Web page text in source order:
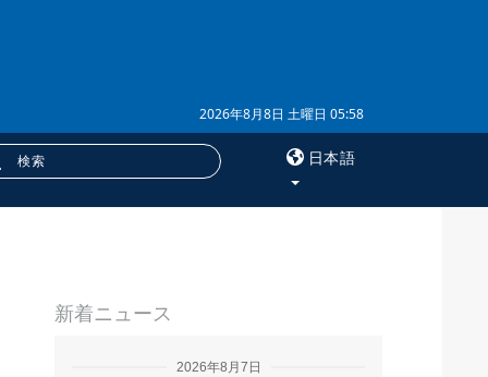
2026年8月8日 土曜日 05:58
日本語
購読
新着ニュース
2026年8月7日